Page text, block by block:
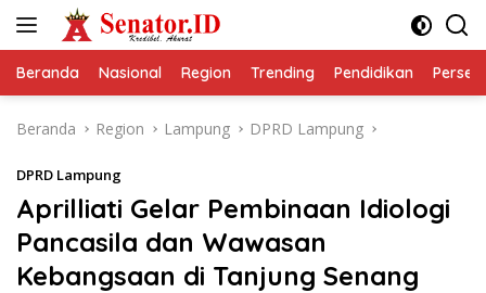
Beranda Nasional Region Trending Pendidikan
Beranda Region Lampung DPRD Lampung
DPRD Lampung
Aprilliati Gelar Pembinaan Idiologi
Pancasila dan Wawasan
Kebangsaan di Tanjung Senang